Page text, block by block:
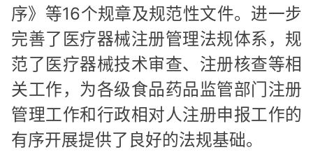
序》等16个规章及规范性文件。进一步
完善了医疗器械注册管理法规体系，规
范了医疗器械技术审查、注册核查等相
关工作，为各级食品药品监管部门注册
管理工作和行政相对人注册申报工作的
有序开展提供了良好的法规基础。